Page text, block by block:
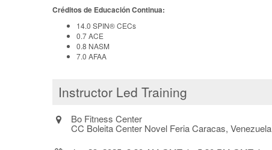
Créditos de Educación Continua:
14.0 SPIN® CECs
0.7 ACE
0.8 NASM
7.0 AFAA
Instructor Led Training
Bo Fitness Center
CC Boleita Center Novel Feria Caracas, Venezuela